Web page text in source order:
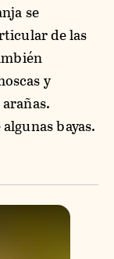
se
de las
y
bayas.